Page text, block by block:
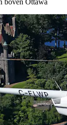
boven Ottawa